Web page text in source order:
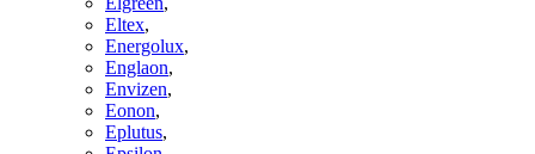
Eltex,
Energolux,
Englaon,
Envizen,
Eonon,
Eplutus,